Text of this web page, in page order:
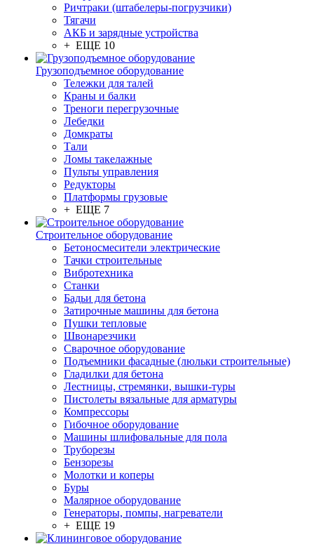
Ричтраки (штабелеры-погрузчики)
Тягачи
АКБ и зарядные устройства
+ ЕЩЕ 10
Грузоподъемное оборудование
Тележки для талей
Краны и балки
Треноги перегрузочные
Лебедки
Домкраты
Тали
Ломы такелажные
Пульты управления
Редукторы
Платформы грузовые
+ ЕЩЕ 7
Строительное оборудование
Бетоносмесители электрические
Тачки строительные
Вибротехника
Станки
Бадьи для бетона
Затирочные машины для бетона
Пушки тепловые
Швонарезчики
Сварочное оборудование
Подъемники фасадные (люльки строительные)
Гладилки для бетона
Лестницы, стремянки, вышки-туры
Пистолеты вязальные для арматуры
Компрессоры
Гибочное оборудование
Машины шлифовальные для пола
Труборезы
Бензорезы
Молотки и коперы
Буры
Малярное оборудование
Генераторы, помпы, нагреватели
+ ЕЩЕ 19